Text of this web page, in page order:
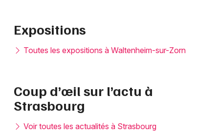
Expositions
Toutes les expositions à Waltenheim-sur-Zorn
Coup d’œil sur l’actu à
Strasbourg
Voir toutes les actualités à Strasbourg